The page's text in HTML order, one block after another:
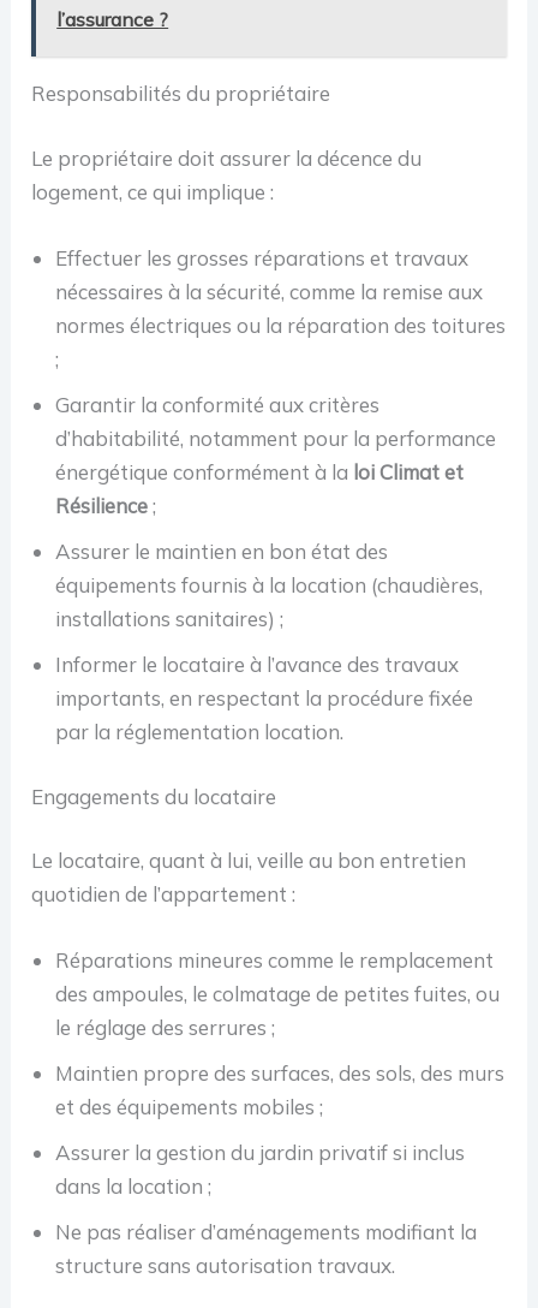
l’assurance ?
Responsabilités du propriétaire
Le propriétaire doit assurer la décence du
logement, ce qui implique :
Effectuer les grosses réparations et travaux
nécessaires à la sécurité, comme la remise aux
normes électriques ou la réparation des toitures
;
Garantir la conformité aux critères
d’habitabilité, notamment pour la performance
énergétique conformément à la loi Climat et
Résilience;
Assurer le maintien en bon état des
équipements fournis à la location (chaudières,
installations sanitaires) ;
Informer le locataire à l’avance des travaux
importants, en respectant la procédure fixée
par la réglementation location.
Engagements du locataire
Le locataire, quant à lui, veille au bon entretien
quotidien de l’appartement :
Réparations mineures comme le remplacement
des ampoules, le colmatage de petites fuites, ou
le réglage des serrures ;
Maintien propre des surfaces, des sols, des murs
et des équipements mobiles ;
Assurer la gestion du jardin privatif si inclus
dans la location ;
Ne pas réaliser d’aménagements modifiant la
structure sans autorisation travaux.